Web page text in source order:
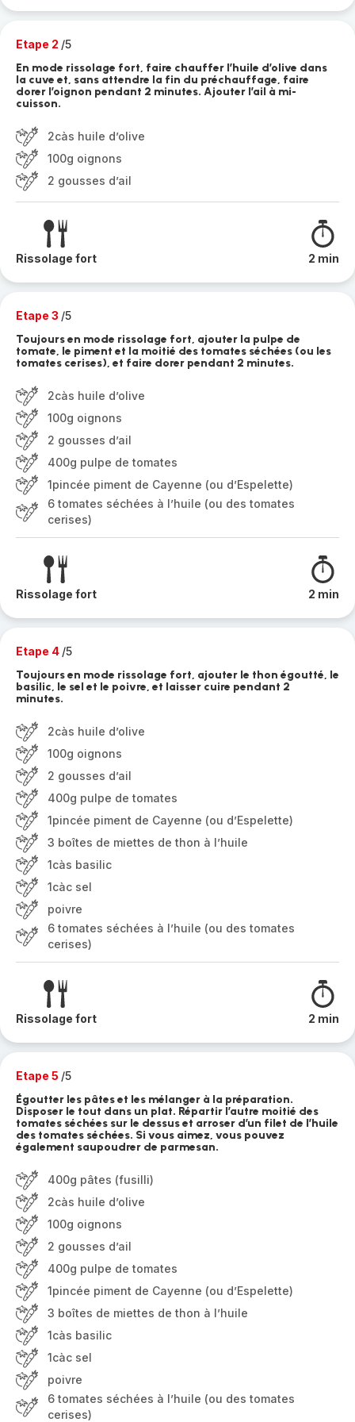
Etape 2 /5
En mode rissolage fort, faire chauffer l’huile d’olive dans
la cuve et, sans attendre la fin du préchauffage, faire
dorer l’oignon pendant 2 minutes. Ajouter l’ail à mi-
cuisson.
2càs huile d’olive
100g oignons
2 gousses d’ail
Rissolage fort 2 min
Etape 3 /5
Toujours en mode rissolage fort, ajouter la pulpe de
tomate, le piment et la moitié des tomates séchées (ou les
tomates cerises), et faire dorer pendant 2 minutes.
2càs huile d’olive
100g oignons
2 gousses d’ail
400g pulpe de tomates
1pincée piment de Cayenne (ou d’Espelette)
6 tomates séchées à l’huile (ou des tomates
cerises)
Rissolage fort 2 min
Etape 4 /5
Toujours en mode rissolage fort, ajouter le thon égoutté, le
basilic, le sel et le poivre, et laisser cuire pendant 2
minutes.
2càs huile d’olive
100g oignons
2 gousses d’ail
400g pulpe de tomates
1pincée piment de Cayenne (ou d’Espelette)
3 boîtes de miettes de thon à l’huile
1càs basilic
1càc sel
poivre
6 tomates séchées à l’huile (ou des tomates
cerises)
Rissolage fort 2 min
Etape 5 /5
Égoutter les pâtes et les mélanger à la préparation.
Disposer le tout dans un plat. Répartir l’autre moitié des
tomates séchées sur le dessus et arroser d’un filet de l’huile
des tomates séchées. Si vous aimez, vous pouvez
également saupoudrer de parmesan.
400g pâtes (fusilli)
2càs huile d’olive
100g oignons
2 gousses d’ail
400g pulpe de tomates
1pincée piment de Cayenne (ou d’Espelette)
3 boîtes de miettes de thon à l’huile
1càs basilic
1càc sel
poivre
6 tomates séchées à l’huile (ou des tomates
cerises)